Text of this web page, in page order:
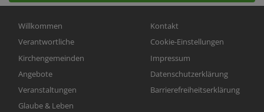
Hauptnavigation
Willkommen
Verantwortliche
Kirchengemeinden
Angebote
Veranstaltungen
Glaube & Leben
Fußbereichsmenü
Kontakt
Cookie-Einstellungen
Impressum
Datenschutzerklärung
Barrierefreiheitserklärung